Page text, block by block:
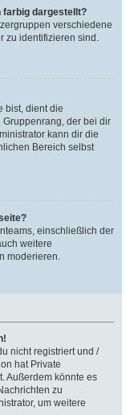
farbig dargestellt?
verschiedene
zu identifizieren sind.
bist, dient die
der bei dir
kann dir die
Bereich selbst
einschließlich der
weitere
moderieren.
nicht registriert und /
hat Private
Außerdem könnte es
zu
um weitere